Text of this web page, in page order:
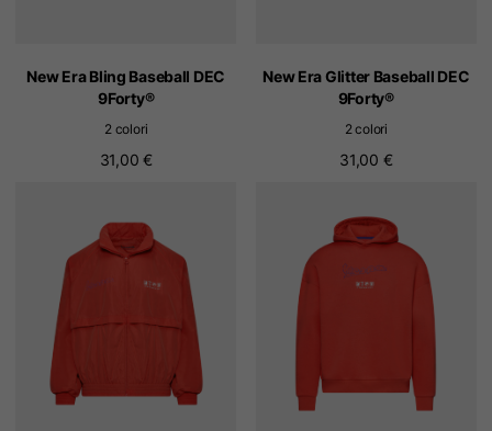
New Era Bling Baseball DEC
9Forty®
2 colori
31,00 €
New Era Glitter Baseball DEC
9Forty®
2 colori
31,00 €